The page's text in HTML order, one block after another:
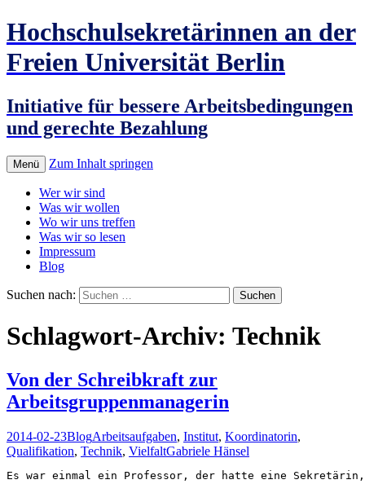
Hochschulsekretärinnen an der
Freien Universität Berlin
Initiative für bessere Arbeitsbedingungen
und gerechte Bezahlung
Menü Zum Inhalt springen
Wer wir sind
Was wir wollen
Wo wir uns treffen
Was wir so lesen
Impressum
Blog
Suchen nach:
Schlagwort-Archiv: Technik
Von der Schreibkraft zur
Arbeitsgruppenmanagerin
2014-02-23BlogArbeitsaufgaben, Institut, Koordinatorin,
Qualifikation, Technik, VielfaltGabriele Hänsel
Es war einmal ein Professor, der hatte eine Sekretärin,